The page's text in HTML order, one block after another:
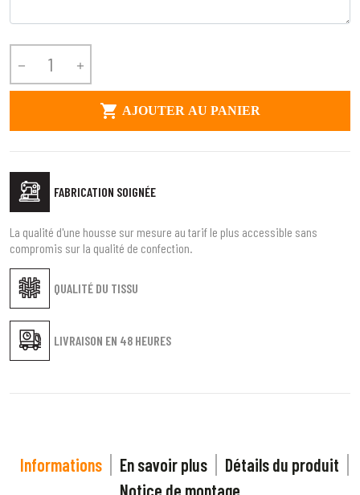
 
 AJOUTER AU PANIER
FABRICATION SOIGNÉE
QUALITÉ DU TISSU
LIVRAISON EN 48 HEURES
La qualité d'une housse sur mesure au tarif le plus accessible sans
compromis sur la qualité de confection.
Informations En savoir plus
Détails du produit
Notice de montage